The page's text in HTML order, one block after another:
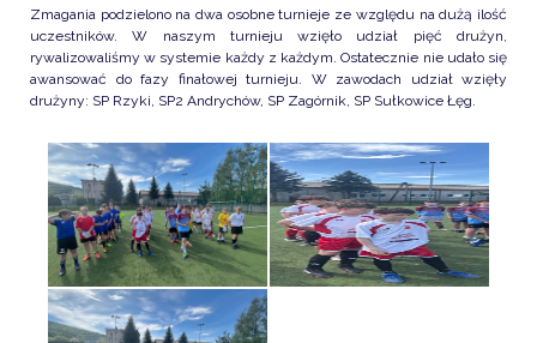
Zmagania podzielono na dwa osobne turnieje ze względu na dużą ilość
uczestników. W naszym turnieju wzięło udział pięć drużyn,
rywalizowaliśmy w systemie każdy z każdym. Ostatecznie nie udało się
awansować do fazy finałowej turnieju. W zawodach udział wzięły
drużyny: SP Rzyki, SP2 Andrychów, SP Zagórnik, SP Sułkowice Łęg.